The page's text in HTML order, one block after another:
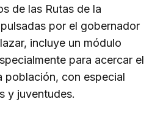
de las Rutas de la
por el gobernador
incluye un módulo
para acercar el
población, con especial
y juventudes.